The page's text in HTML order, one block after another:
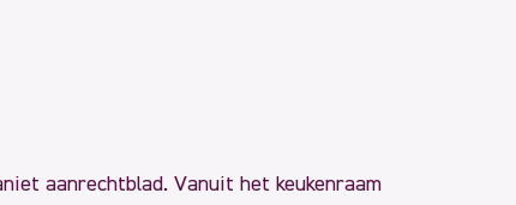
aanrechtblad. Vanuit het keukenraam